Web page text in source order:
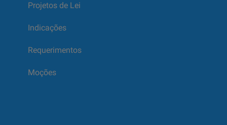
Projetos de Lei
Indicações
Requerimentos
Moções